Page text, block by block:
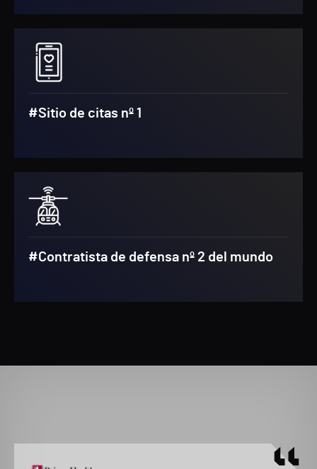
#Sitio de citas nº 1
#Contratista de defensa nº 2 del mundo